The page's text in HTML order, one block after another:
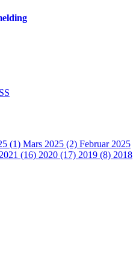
(1) Mars 2025 (2) Februar 2025
2021 (16) 2020 (17) 2019 (8) 2018